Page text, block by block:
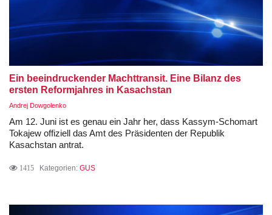
Ein beeindruckender Machttransit. Eine Bilanz des
ersten Reformjahres in Kasachstan
Andrej Dowgolenko
Am 12. Juni ist es genau ein Jahr her, dass Kassym-Schomart
Tokajew offiziell das Amt des Präsidenten der Republik
Kasachstan antrat.
1415 Kategorien: GUS